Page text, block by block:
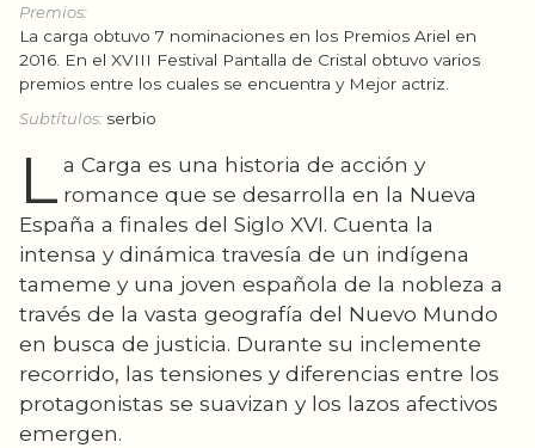
Premios:
La carga obtuvo 7 nominaciones en los Premios Ariel en
2016. En el XVIII Festival Pantalla de Cristal obtuvo varios
premios entre los cuales se encuentra y Mejor actriz.
Subtítulos: serbio
L a Carga es una historia de acción y
romance que se desarrolla en la Nueva
España a finales del Siglo XVI. Cuenta la
intensa y dinámica travesía de un indígena
tameme y una joven española de la nobleza a
través de la vasta geografía del Nuevo Mundo
en busca de justicia. Durante su inclemente
recorrido, las tensiones y diferencias entre los
protagonistas se suavizan y los lazos afectivos
emergen.